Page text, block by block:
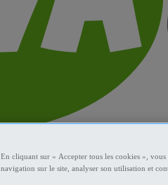
En cliquant sur « Accepter tous les cookies »,
navigation sur le site, analyser son utilisation et